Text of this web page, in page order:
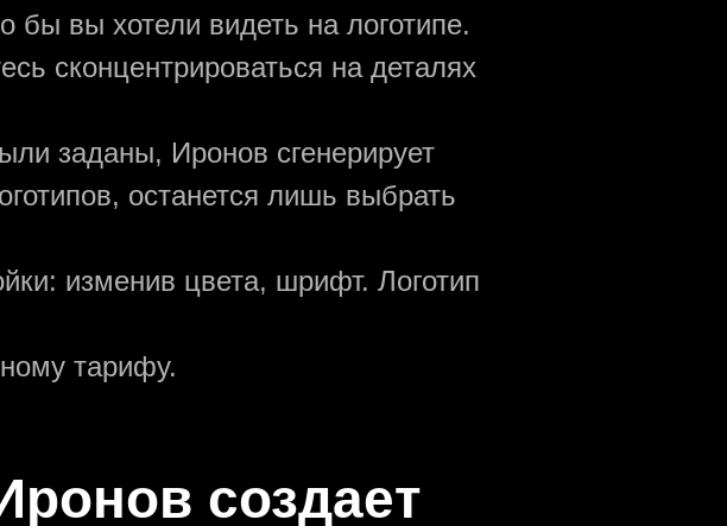
бы вы хотели видеть на логотипе.
сконцентрироваться на деталях
заданы, Иронов сгенерирует
останется лишь выбрать
изменив цвета, шрифт. Логотип
тарифу.
создаeт